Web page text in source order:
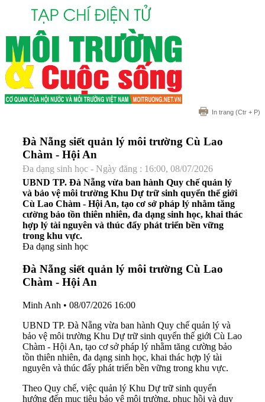
In trang (Ctr + P)
Đà Nẵng siết quản lý môi trường Cù Lao
Chàm - Hội An
Đa dạng sinh học - Ngày đăng : 16:00, 08/07/2026
UBND TP. Đà Nẵng vừa ban hành Quy chế quản lý
và bảo vệ môi trường Khu Dự trữ sinh quyển thế giới
Cù Lao Chàm - Hội An, tạo cơ sở pháp lý nhằm tăng
cường bảo tồn thiên nhiên, đa dạng sinh học, khai thác
hợp lý tài nguyên và thúc đẩy phát triển bền vững
trong khu vực.
Đa dạng sinh học
Đà Nẵng siết quản lý môi trường Cù Lao
Chàm - Hội An
Minh Anh • 08/07/2026 16:00
UBND TP. Đà Nẵng vừa ban hành Quy chế quản lý và
bảo vệ môi trường Khu Dự trữ sinh quyển thế giới Cù Lao
Chàm - Hội An, tạo cơ sở pháp lý nhằm tăng cường bảo
tồn thiên nhiên, đa dạng sinh học, khai thác hợp lý tài
nguyên và thúc đẩy phát triển bền vững trong khu vực.
Theo Quy chế, việc quản lý Khu Dự trữ sinh quyển
hướng đến mục tiêu bảo vệ môi trường, phục hồi và duy